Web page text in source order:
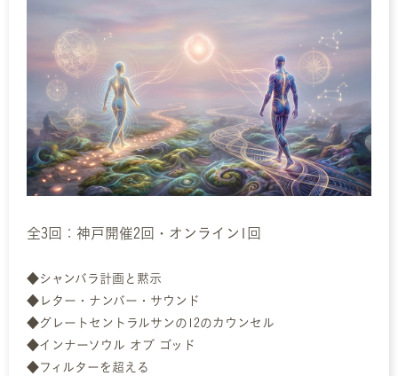
全3回：神戸開催2回・オンライン1回
◆シャンバラ計画と黙示
◆レター・ナンバー・サウンド
◆グレートセントラルサンの12のカウンセル
◆インナーソウル オブ ゴッド
◆フィルターを超える